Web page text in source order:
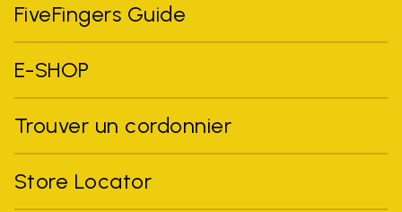
FiveFingers Guide
E-SHOP
Trouver un cordonnier
Store Locator